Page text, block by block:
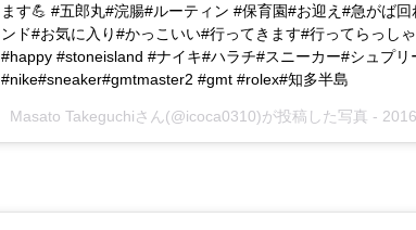
ます💪 #五郎丸#浣腸#ルーティン #保育園#お迎え#急がば
ンド#お気に入り#かっこいい#行ってきます#行ってらっし
#happy #stoneisland #ナイキ#ハラチ#スニーカー#シュプ
#nike#sneaker#gmtmaster2 #gmt #rolex#知多半島
Masato Takeguchiさん(@icoca0310)が投稿した写真 -